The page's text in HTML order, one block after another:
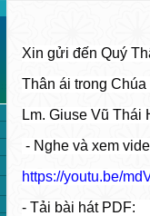
Xin gửi đến Quý
Thân ái trong Chúa
Lm. Giuse Vũ Thái
- Nghe và xem
https://youtu.be/
- Tải bài hát PDF: